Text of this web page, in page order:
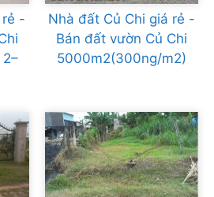
rẻ -
Nhà đất Củ Chi giá rẻ -
Bán đất vườn Củ Chi
5000m2(300ng/m2)